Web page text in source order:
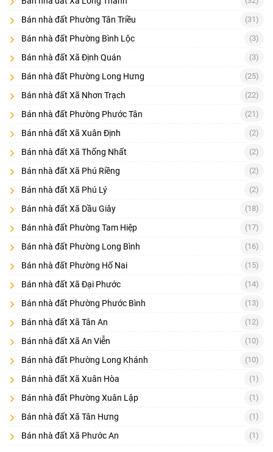
Bán đất nền dự án Phù hợp đầu tư theo quy hoạch dự án; cần xem
kỹ pháp lý dự án và tiến độ hạ tầng.
Bán nhà riêng/nhà phố: Phù hợp mua ở hoặc cho thuê; chú ý kết
cấu, hướng nhà, đường trước nhà, pháp lý hoàn công (nếu có).
Bán nhà mặt tiền:Phù hợp kinh doanh; cần đánh giá lộ giới, vỉa hè,
Bán căn hộ/chung cư
Phù hợp người cần tiện ích, an ninh; xem phí
quản lý, chất lượng vận hành, pháp lý sở hữu.
3) Cách đọc tin đăng để tránh “tốn thời gian đi xem”
Một tin đăng chất lượng thường có đủ các thông tin:
Vị trí rõ(khu vực/phường/xã, trục đường hoặc mô tả dễ định vị)
dài
Pháp lý : sổ hồng riêng/chung, thổ cư bao nhiêu m², có quy
hoạch/lộ giới không
Hiện trạng : đường trước nhà/đất, hẻm xe hơi hay xe máy, tình
trạng nhà (mới/cũ), nội thất
Ảnh thật: ảnh mặt tiền, đường vào, giấy tờ (che thông tin nhạy
Nếu tin quá “chung chung” (không vị trí, không diện tích, không
pháp lý), bạn nên ưu tiên tin khác để tiết kiệm công sức.
4) Checklist pháp lý & thực địa trước khi đặt cọc (8 điểm)
Đây là phần nên đặt nổi bật cuối mô tả danh mục vì tăng chuyển
đổi và giảm rủi ro:
Xác minh chủ sở hữu(đúng tên trên sổ, tình trạng hôn nhân, đồng
Bán nhà đất Phường Tân Triều (31)
Bán nhà đất Phường Bình Lộc (3)
Bán nhà đất Xã Định Quán (3)
Bán nhà đất Phường Long Hưng (25)
Bán nhà đất Xã Nhơn Trạch (22)
Bán nhà đất Phường Phước Tân (21)
Bán nhà đất Xã Xuân Định (2)
Bán nhà đất Xã Thống Nhất (2)
Bán nhà đất Xã Phú Riềng (2)
Bán nhà đất Xã Phú Lý (2)
Bán nhà đất Xã Dầu Giây (18)
Bán nhà đất Phường Tam Hiệp (17)
Bán nhà đất Phường Long Bình (16)
Bán nhà đất Phường Hố Nai (15)
Bán nhà đất Xã Đại Phước (14)
Bán nhà đất Phường Phước Bình (13)
Bán nhà đất Xã Tân An (12)
Bán nhà đất Xã An Viễn (10)
Bán nhà đất Phường Long Khánh (10)
Bán nhà đất Xã Xuân Hòa (1)
Bán nhà đất Phường Xuân Lập (1)
Bán nhà đất Xã Tân Hưng (1)
Bán nhà đất Xã Phước An (1)